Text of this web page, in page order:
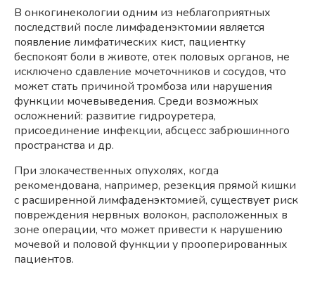
В онкогинекологии одним из неблагоприятных
последствий после лимфаденэктомии является
появление лимфатических кист, пациентку
беспокоят боли в животе, отек половых органов, не
исключено сдавление мочеточников и сосудов, что
может стать причиной тромбоза или нарушения
функции мочевыведения. Среди возможных
осложнений: развитие гидроуретера,
присоединение инфекции, абсцесс забрюшинного
пространства и др.
При злокачественных опухолях, когда
рекомендована, например, резекция прямой кишки
с расширенной лимфаденэктомией, существует риск
повреждения нервных волокон, расположенных в
зоне операции, что может привести к нарушению
мочевой и половой функции у прооперированных
пациентов.